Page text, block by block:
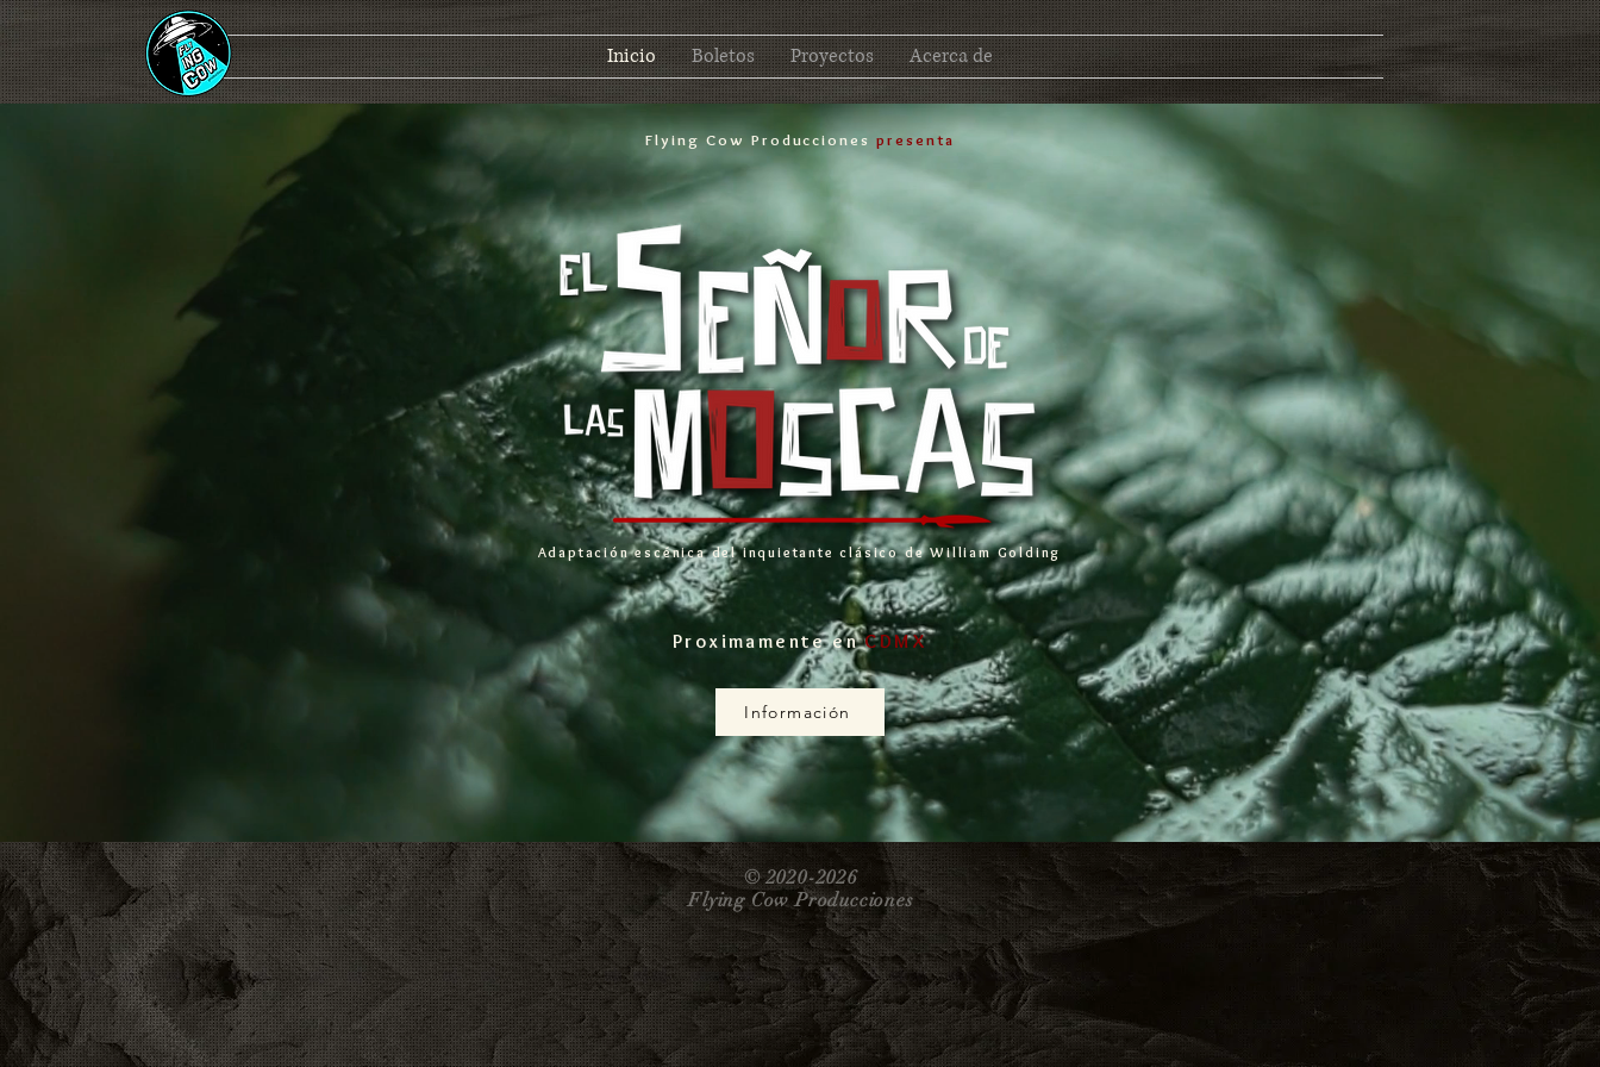
Inicio Boletos Proyectos Acerca de
Flying Cow Produccionespresenta
Adaptación escénica del inquietante clásico de William Golding
Proximamente enCDMX
Información
© 2020-2026
Flying Cow Producciones